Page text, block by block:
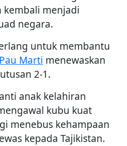
kembali menjadi
negara.
untuk membantu
Pau Marti menewaskan
2-1.
anak kelahiran
kubu kuat
menebus kehampaan
kepada Tajikistan.